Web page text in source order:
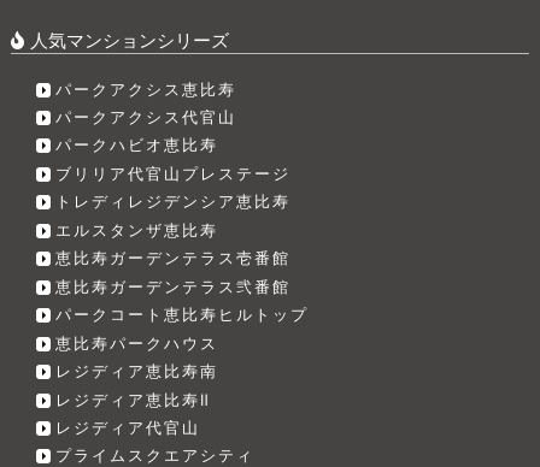
人気マンションシリーズ
パークアクシス恵比寿
パークアクシス代官山
パークハビオ恵比寿
ブリリア代官山プレステージ
トレディレジデンシア恵比寿
エルスタンザ恵比寿
恵比寿ガーデンテラス壱番館
恵比寿ガーデンテラス弐番館
パークコート恵比寿ヒルトップ
恵比寿パークハウス
レジディア恵比寿南
レジディア恵比寿Ⅱ
レジディア代官山
プライムスクエアシティ